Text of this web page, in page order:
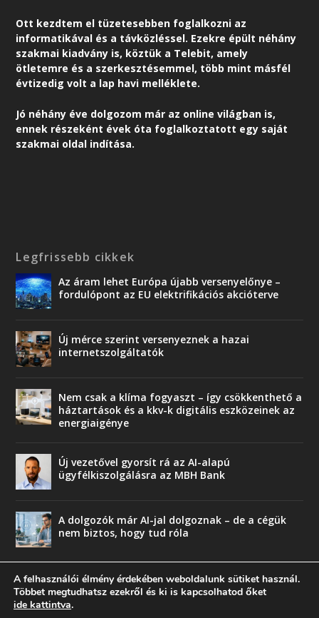
Ott kezdtem el tüzetesebben foglalkozni az
informatikával és a távközléssel. Ezekre épült néhány
szakmai kiadvány is, köztük a Telebit, amely
ötletemre és a szerkesztésemmel, több mint másfél
évtizedig volt a lap havi melléklete.
Jó néhány éve dolgozom már az online világban is,
ennek részeként évek óta foglalkoztatott egy saját
szakmai oldal indítása.
Legfrissebb cikkek
Az áram lehet Európa újabb versenyelőnye –
fordulópont az EU elektrifikációs akcióterve
Új mérce szerint versenyeznek a hazai
internetszolgáltatók
Nem csak a klíma fogyaszt – így csökkenthető a
háztartások és a kkv-k digitális eszközeinek az
energiaigénye
Új vezetővel gyorsít rá az AI-alapú
ügyfélkiszolgálásra az MBH Bank
A dolgozók már AI-jal dolgoznak – de a cégük
nem biztos, hogy tud róla
A felhasználói élmény érdekében weboldalunk sütiket használ.
Többet megtudhatsz ezekről és ki is kapcsolhatod őket
ide kattintva.